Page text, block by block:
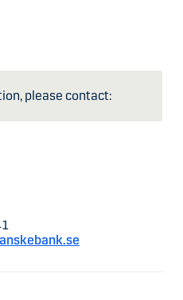
please contact: